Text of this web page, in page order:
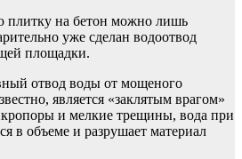
плитку на бетон можно лишь
уже сделан водоотвод
площадки.
отвод воды от мощеного
является «заклятым врагом»
и мелкие трещины, вода при
в объеме и разрушает материал